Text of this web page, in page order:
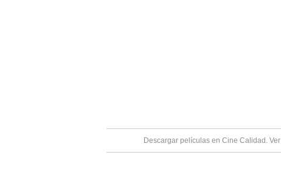
Descargar películas en Cine Calidad. Ver